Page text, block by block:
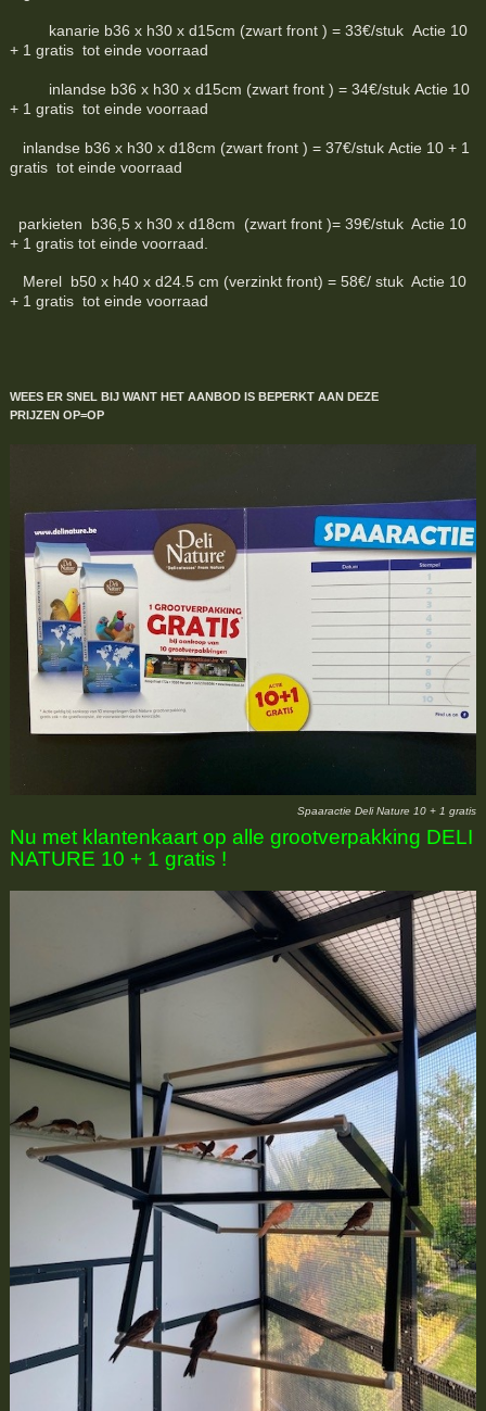
kanarie b36 x h30 x d15cm (zwart front ) = 33€/stuk Actie 10
+ 1 gratis tot einde voorraad
inlandse b36 x h30 x d15cm (zwart front ) = 34€/stuk Actie 10
+ 1 gratis tot einde voorraad
inlandse b36 x h30 x d18cm (zwart front ) = 37€/stuk Actie 10 + 1
gratis tot einde voorraad
parkieten b36,5 x h30 x d18cm (zwart front )= 39€/stuk Actie 10
+ 1 gratis tot einde voorraad.
Merel b50 x h40 x d24.5 cm (verzinkt front) = 58€/ stuk Actie 10
+ 1 gratis tot einde voorraad
WEES ER SNEL BIJ WANT HET AANBOD IS BEPERKTAAN DEZE
PRIJZEN OP=OP
Spaaractie Deli Nature 10 + 1 gratis
Nu met klantenkaart op alle grootverpakking DELI
NATURE 10 + 1 gratis !